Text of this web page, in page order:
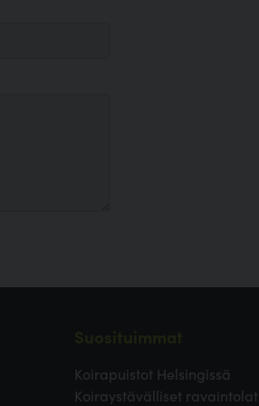
Koirapuistot Helsingissä
Koiraystävälliset ravaintolat